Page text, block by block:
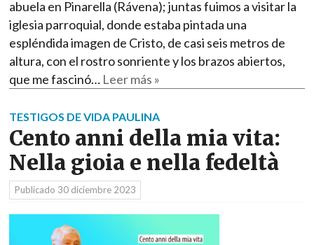
abuela en Pinarella (Rávena); juntas fuimos a visitar la
iglesia parroquial, donde estaba pintada una
espléndida imagen de Cristo, de casi seis metros de
altura, con el rostro sonriente y los brazos abiertos,
que me fascinó… Leer más »
TESTIGOS DE VIDA PAULINA
Cento anni della mia vita:
Nella gioia e nella fedeltà
Publicado 30 diciembre 2023